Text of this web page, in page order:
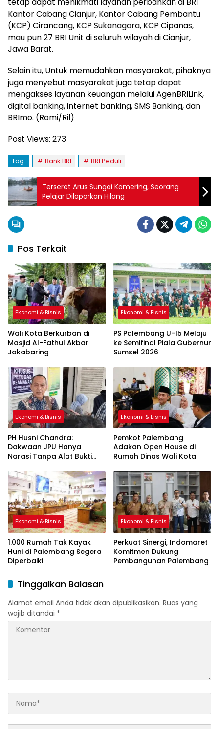
Kantor Cabang Cianjur, Kantor Cabang Pembantu
(KCP) Cirancang, KCP Sukanagara, KCP Cipanas,
mau pun 27 BRI Unit di seluruh wilayah di Cianjur,
Jawa Barat.
Selain itu, Untuk memudahkan masyarakat, pihaknya
juga menyebut masyarakat juga tetap dapat
mengakses layanan keuangan melalui AgenBRILink,
digital banking, internet banking, SMS Banking, dan
BRImo. (Romi/Ril)
Post Views: 273
Tag: Bank BRI BRI Peduli
Terseret Arus Sungai Komering, Seorang
Pelajar Dilaporkan Hilang
Pos Terkait
Ekonomi & Bisnis
Wali Kota Berkurban di
Masjid Al-Fathul Akbar
Jakabaring
Ekonomi & Bisnis
PS Palembang U-15 Melaju
ke Semifinal Piala Gubernur
Sumsel 2026
Ekonomi & Bisnis
PH Husni Chandra:
Dakwaan JPU Hanya
Narasi Tanpa Alat Bukti
Ekonomi & Bisnis
Pemkot Palembang
Adakan Open House di
Rumah Dinas Wali Kota
Ekonomi & Bisnis
1.000 Rumah Tak Kayak
Huni di Palembang Segera
Diperbaiki
Ekonomi & Bisnis
Perkuat Sinergi, Indomaret
Komitmen Dukung
Pembangunan Palembang
Tinggalkan Balasan
Alamat email Anda tidak akan dipublikasikan. Ruas yang
wajib ditandai *